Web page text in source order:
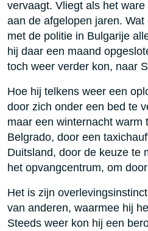
vervaagt. Vliegt als het
aan de afgelopen jaren.
met de politie in Bulgarije
hij daar een maand
toch weer verder kon, naar
Hoe hij telkens weer een
door zich onder een bed te
maar een winternacht warm
Belgrado, door een
Duitsland, door de keuze te
het opvangcentrum, om
Het is zijn
van anderen, waarmee hij
Steeds weer kon hij een